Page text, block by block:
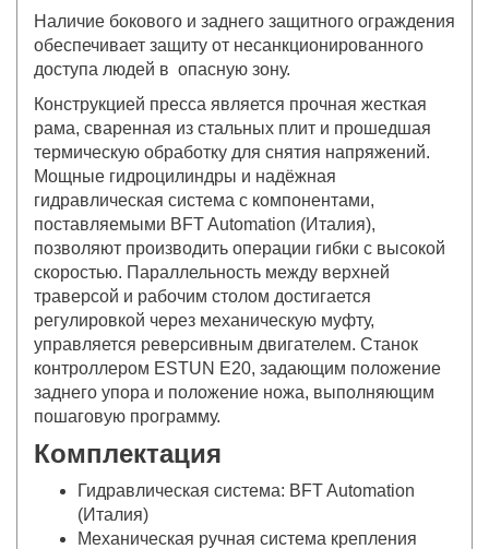
Наличие бокового и заднего защитного ограждения
обеспечивает защиту от несанкционированного
доступа людей в опасную зону.
Конструкцией пресса является прочная жесткая
рама, сваренная из стальных плит и прошедшая
термическую обработку для снятия напряжений.
Мощные гидроцилиндры и надёжная
гидравлическая система с компонентами,
поставляемыми BFT Automation (Италия),
позволяют производить операции гибки с высокой
скоростью. Параллельность между верхней
траверсой и рабочим столом достигается
регулировкой через механическую муфту,
управляется реверсивным двигателем. Станок
контроллером ESTUN E20, задающим положение
заднего упора и положение ножа, выполняющим
пошаговую программу.
Комплектация
Гидравлическая система: BFT Automation
(Италия)
Механическая ручная система крепления